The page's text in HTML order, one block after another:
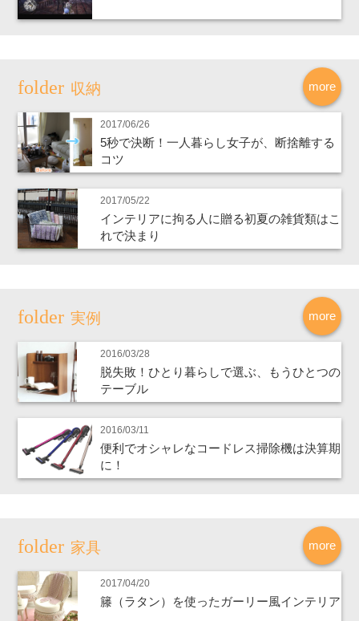
more
収納
2017/06/26
5秒で決断！一人暮らし女子が、断捨離する
コツ
2017/05/22
インテリアに拘る人に贈る初夏の雑貨類はこ
れで決まり
more
実例
2016/03/28
脱失敗！ひとり暮らしで選ぶ、もうひとつの
テーブル
2016/03/11
便利でオシャレなコードレス掃除機は決算期
に！
more
家具
2017/04/20
籐（ラタン）を使ったガーリー風インテリア